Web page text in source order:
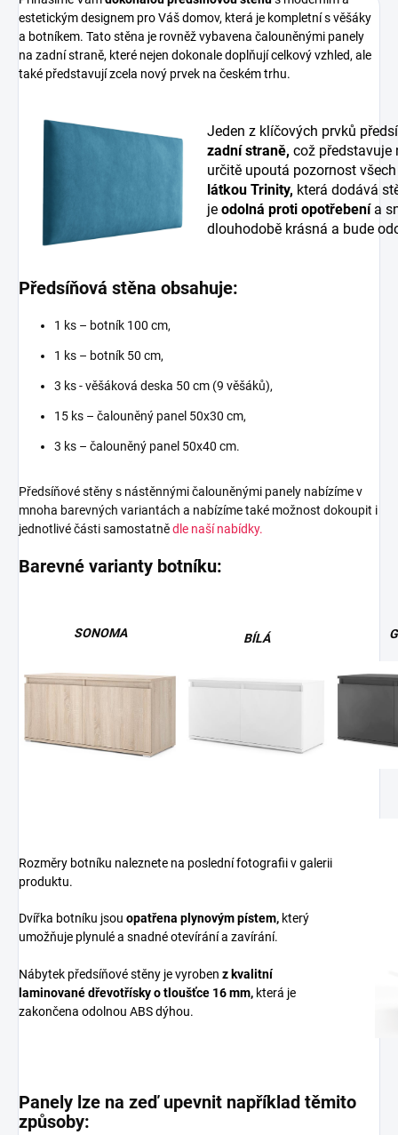
estetickým designem pro Váš domov, která je kompletní s věšáky
a botníkem. Tato stěna je rovněž vybavena čalouněnými panely
na zadní straně, které nejen dokonale doplňují celkový vzhled, ale
také představují zcela nový prvek na českém trhu.
Jeden z klíčových prvků
zadní straně, což
určitě upoutá pozornost
látkou Trinity, která dodává
je odolná proti opotřebenía
dlouhodobě krásná a bude
Předsíňová stěna obsahuje:
1 ks – botník 100 cm,
1 ks – botník 50 cm,
3 ks - věšáková deska 50 cm (9 věšáků),
15 ks – čalouněný panel 50x30 cm,
3 ks – čalouněný panel 50x40 cm.
Předsíňové stěny s nástěnnými čalouněnými panely nabízíme v
mnoha barevných variantách a nabízíme také možnost dokoupit i
jednotlivé části samostatnědle naší nabídky.
Barevné varianty botníku:
SONOMA BÍLÁ
Rozměry botníku naleznete na poslední fotografii v galerii
produktu.
Dvířka botníku jsou opatřena plynovým pístem, který
umožňuje plynulé a snadné otevírání a zavírání.
Nábytek předsíňové stěny je vyroben z kvalitní
laminované dřevotřískyo tloušťce 16 mm, která je
zakončena odolnou ABS dýhou.
Panely lze na zeď upevnit například těmito
způsoby: